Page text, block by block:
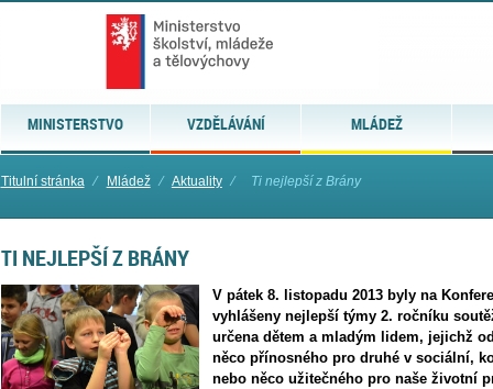
MINISTERSTVO VZDĚLÁVÁNÍ MLÁDEŽ
Titulní stránka ⁄ Mládež ⁄ Aktuality ⁄ Ti nejlepší z Brány
TI NEJLEPŠÍ Z BRÁNY
V pátek 8. listopadu 2013 byly na
vyhlášeny nejlepší týmy 2. ročníku
určena dětem a mladým lidem, jejichž
něco přínosného pro druhé v sociální,
nebo něco užitečného pro naše životní